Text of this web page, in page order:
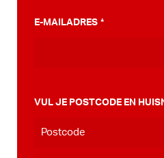
E-MAILADRES *
VUL JE POSTCODE EN